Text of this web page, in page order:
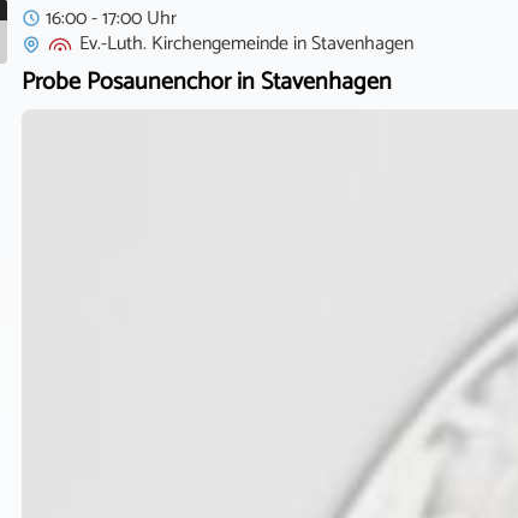
16:00 - 17:00 Uhr
Ev.-Luth. KirchengemeindeinStavenhagen
Probe Posaunenchor in Stavenhagen